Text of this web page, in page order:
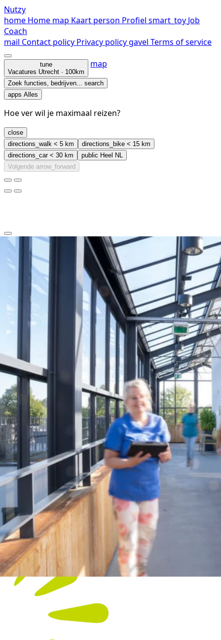
Nutzy
home Home map Kaart person Profiel smart_toy Job
Coach
mail Contact policy Privacy policygavel Terms of service
tune
Vacatures Utrecht · 100km
map
Zoek functies, bedrijven... search
apps Alles
Hoe ver wil je maximaal reizen?
close
directions_walk < 5 km directions_bike < 15 km
directions_car< 30 km public Heel NL
Volgende arrow_forward
clear
arrow_back_ios_new